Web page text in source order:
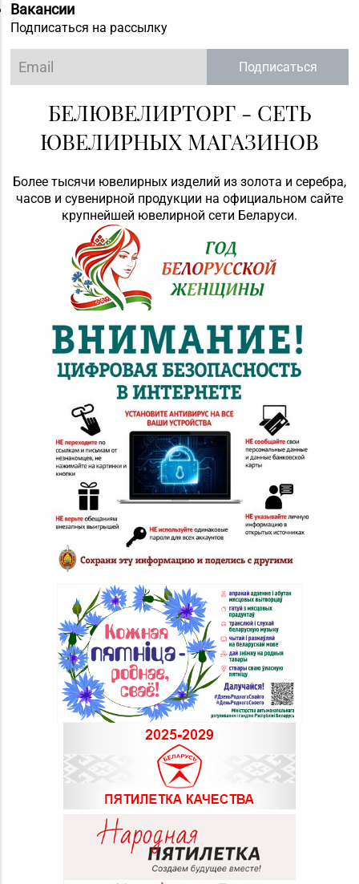
Вакансии
Подписаться на рассылку
Подписаться
БЕЛЮВЕЛИРТОРГ - СЕТЬ
ЮВЕЛИРНЫХ МАГАЗИНОВ
Более тысячи ювелирных изделий из золота и серебра,
часов и сувенирной продукции на официальном сайте
крупнейшей ювелирной сети Беларуси.